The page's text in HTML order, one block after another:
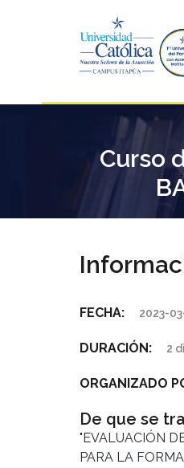
Curso
FECHA: 2023-
DURACIÓN: 2
ORGANIZADO
De que se
"EVALUACIÓN
PARA LA